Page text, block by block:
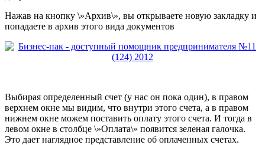
Нажав на кнопку \»Архив\», вы открываете новую закладку и
попадаете в архив этого вида документов
Выбирая определенный счет (у нас он пока один), в правом
верхнем окне мы видим, что внутри этого счета, а в правом
нижнем окне можем поставить оплату этого счета. И тогда в
левом окне в столбце \»Оплата\» появится зеленая галочка.
Это дает наглядное представление об оплаченных счетах.